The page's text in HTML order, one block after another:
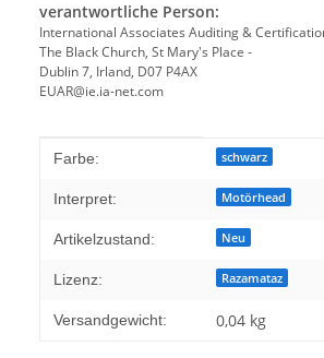
verantwortliche Person:
International Associates Auditing &
The Black Church, St Mary's Place -
Dublin 7, Irland, D07 P4AX
EUAR@ie.ia-net.com
Produkteigenschaft
Wert
Farbe: schwarz
Interpret: Motörhead
Artikelzustand: Neu
Lizenz: Razamataz
Versandgewicht: 0,04 kg